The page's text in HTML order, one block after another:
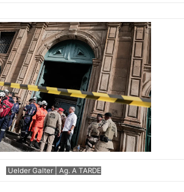
Uelder Galter | Ag. A TARDE